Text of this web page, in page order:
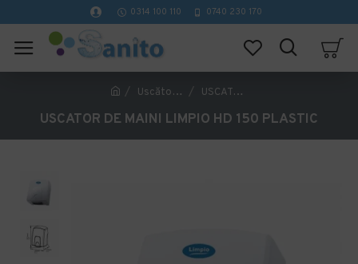
0314 100 110 0740 230 170
Uscătoare mâini USCATOR DE MAINI LIMPIO HD 150 PLASTIC
USCATOR DE MAINI LIMPIO HD 150 PLASTIC